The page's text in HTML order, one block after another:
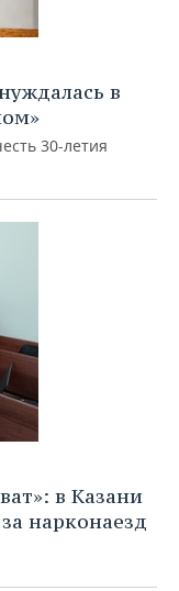
в
30-летия
в Казани
нарконаезд